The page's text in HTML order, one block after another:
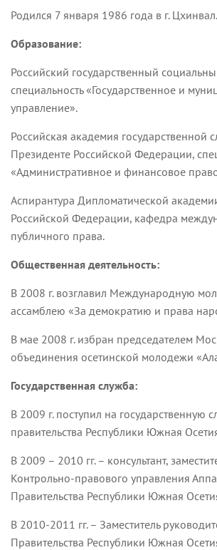
Родился 7 января 1986 года в г. Цхинвал.
Образование:
Российский государственный
специальность «Государственное и
управление».
Российская академия государственной
Президенте Российской Федерации,
«Административное и финансовое
Аспирантура Дипломатической
Российской Федерации, кафедра
публичного права.
Общественная деятельность:
В 2008 г. возглавил Международную
ассамблею «За демократию и права
В мае 2008 г. избран председателем
объединения осетинской молодежи
Государственная служба:
В 2009 г. поступил на государственную
правительства Республики Южная
В 2009 – 2010 гг. – консультант,
Контрольно-правового управления
Правительства Республики Южная
В 2010-2011 гг. – Заместитель
Правительства Республики Южная